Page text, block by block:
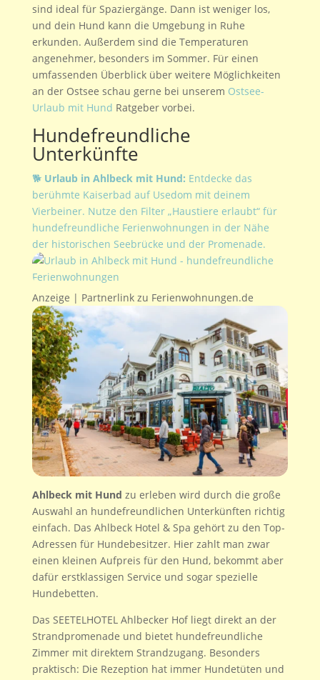
sind ideal für Spaziergänge. Dann ist weniger los,
und dein Hund kann die Umgebung in Ruhe
erkunden. Außerdem sind die Temperaturen
angenehmer, besonders im Sommer. Für einen
umfassenden Überblick über weitere Möglichkeiten
an der Ostsee schau gerne bei unserem Ostsee-
Urlaub mit Hund Ratgeber vorbei.
Hundefreundliche
Unterkünfte
🐕 Urlaub in Ahlbeck mit Hund: Entdecke das
berühmte Kaiserbad auf Usedom mit deinem
Vierbeiner. Nutze den Filter „Haustiere erlaubt“ für
hundefreundliche Ferienwohnungen in der Nähe
der historischen Seebrücke und der Promenade.
Anzeige | Partnerlink zu Ferienwohnungen.de
Ahlbeck mit Hund zu erleben wird durch die große
Auswahl an hundefreundlichen Unterkünften richtig
einfach. Das Ahlbeck Hotel & Spa gehört zu den Top-
Adressen für Hundebesitzer. Hier zahlt man zwar
einen kleinen Aufpreis für den Hund, bekommt aber
dafür erstklassigen Service und sogar spezielle
Hundebetten.
Das SEETELHOTEL Ahlbecker Hof liegt direkt an der
Strandpromenade und bietet hundefreundliche
Zimmer mit direktem Strandzugang. Besonders
praktisch: Die Rezeption hat immer Hundetüten und